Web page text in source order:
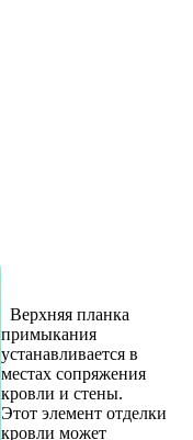
Верхняя планка
примыкания
устанавливается в
местах сопряжения
кровли и стены.
Этот элемент отделки
кровли может